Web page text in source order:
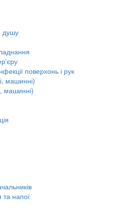
душу
поверхонь і рук
машинні)
машинні)
та напої